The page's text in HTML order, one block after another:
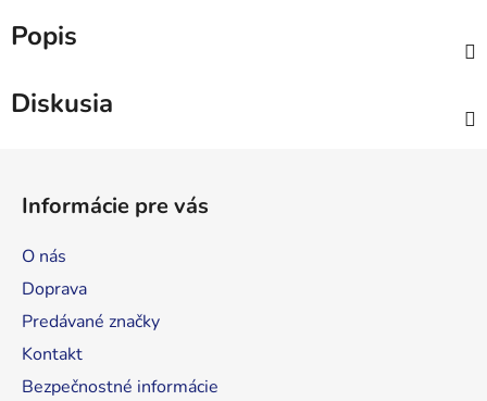
Popis
Diskusia
Informácie pre vás
O nás
Doprava
Predávané značky
Kontakt
Bezpečnostné informácie